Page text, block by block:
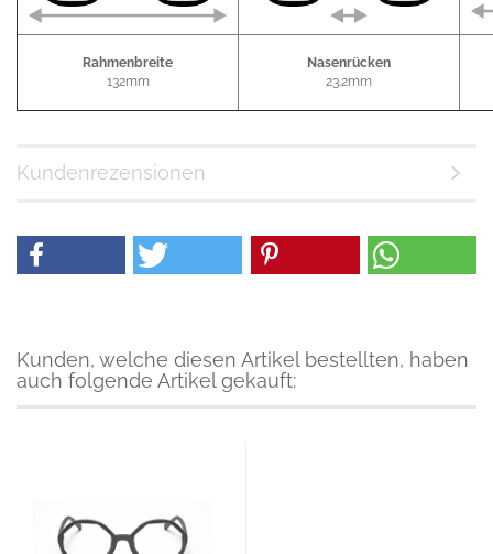
Rahmenbreite
132mm
Nasenrücken
23.2mm
Kundenrezensionen
Kunden, welche diesen Artikel bestellten, haben
auch folgende Artikel gekauft: